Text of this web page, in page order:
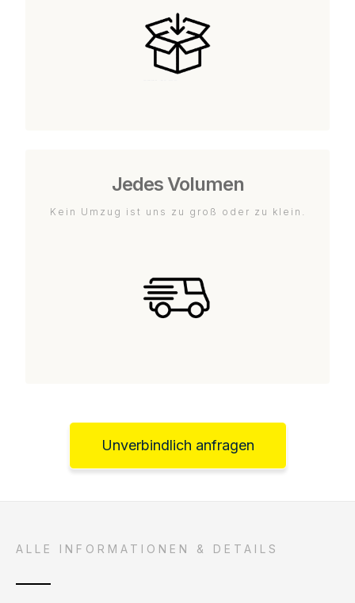
Jedes Volumen
Kein Umzug ist uns zu groß oder zu klein.
Unverbindlich anfragen
ALLE INFORMATIONEN & DETAILS